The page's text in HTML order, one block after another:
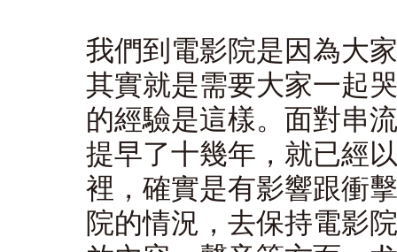
我們到電影院是因為大
其實就是需要大家一起
的經驗是這樣。面對串
提早了十幾年，就已經
裡，確實是有影響跟衝
院的情況，去保持電影